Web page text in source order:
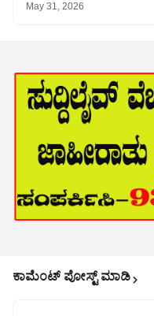
May 31, 2026
ಕಾಮೆಂಟ್‌‌ ಪೋಸ್ಟ್‌ ಮಾಡಿ